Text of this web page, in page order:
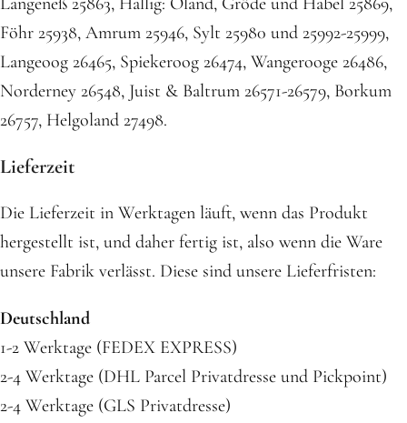
Föhr 25938, Amrum 25946, Sylt 25980 und 25992-25999,
Langeoog 26465, Spiekeroog 26474, Wangerooge 26486,
Norderney 26548, Juist & Baltrum 26571-26579, Borkum
26757, Helgoland 27498.
Lieferzeit
Die Lieferzeit in Werktagen läuft, wenn das Produkt
hergestellt ist, und daher fertig ist, also wenn die Ware
unsere Fabrik verlässt. Diese sind unsere Lieferfristen:
Deutschland
1-2 Werktage (FEDEX EXPRESS)
2-4 Werktage (DHL Parcel Privatdresse und Pickpoint)
2-4 Werktage (GLS Privatdresse)